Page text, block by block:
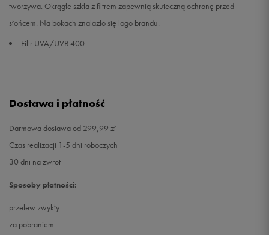
tworzywa. Okrągłe szkła z filtrem zapewnią skuteczną ochronę przed
słońcem. Na bokach znalazło się logo brandu.
Filtr UVA/UVB 400
Dostawa i płatność
Darmowa dostawa od 299,99 zł
Czas realizacji 1-5 dni roboczych
30 dni na zwrot
Sposoby płatności:
przelew zwykły
za pobraniem